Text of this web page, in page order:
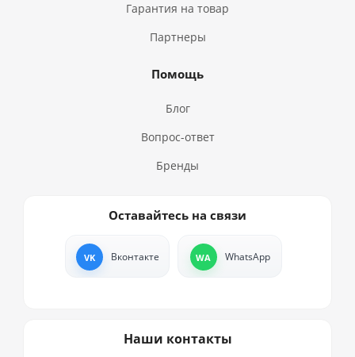
Гарантия на товар
Партнеры
Помощь
Блог
Вопрос-ответ
Бренды
Оставайтесь на связи
Вконтакте WhatsApp
Наши контакты